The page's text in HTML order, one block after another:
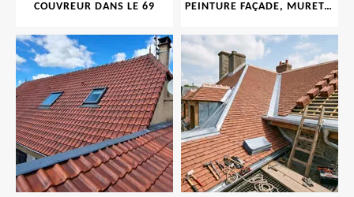
COUVREUR DANS LE 69 PEINTURE FAÇADE, MURET, TOITURE, BOISERIE, FERRONERIE, GOUTTIÈRE 69